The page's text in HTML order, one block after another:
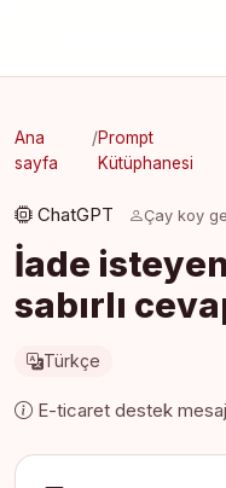
Ana
sayfa
/Prompt
Kütüphanesi
ChatGPT Çay koy
İade
sabırlı
Türkçe
E-ticaret destek